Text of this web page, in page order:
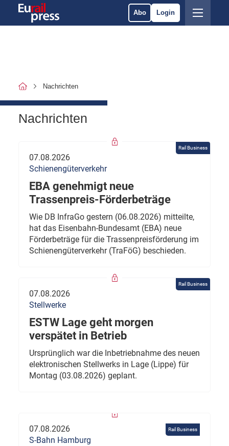
Abo Login
Nachrichten
Nachrichten
Rail Business
07.08.2026
Schienengüterverkehr
EBA genehmigt neue
Trassenpreis-Förderbeträge
Wie DB InfraGo gestern (06.08.2026) mitteilte,
hat das Eisenbahn-Bundesamt (EBA) neue
Förderbeträge für die Trassenpreisförderung im
Schienengüterverkehr (TraFöG) beschieden.
Rail Business
07.08.2026
Stellwerke
ESTW Lage geht morgen
verspätet in Betrieb
Ursprünglich war die Inbetriebnahme des neuen
elektronischen Stellwerks in Lage (Lippe) für
Montag (03.08.2026) geplant.
Rail Business
07.08.2026
S-Bahn Hamburg